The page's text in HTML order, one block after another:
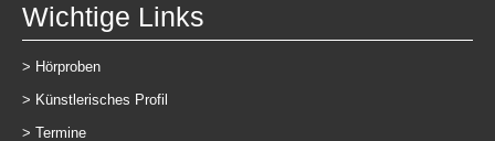
Wichtige Links
> Hörproben
> Künstlerisches Profil
> Termine